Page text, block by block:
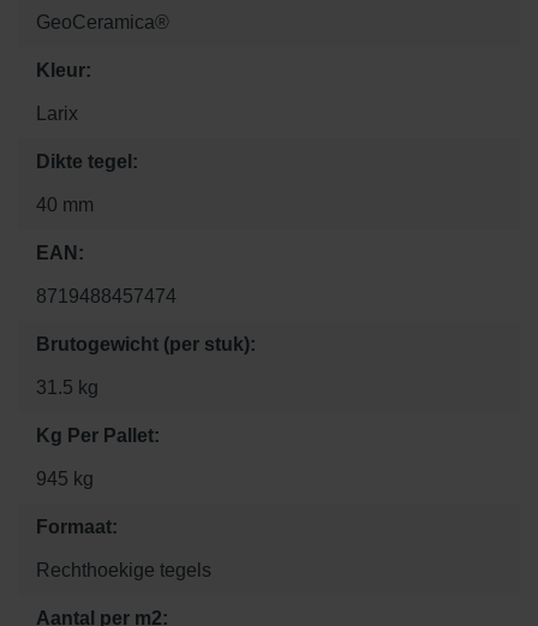
GeoCeramica®
Kleur:
Larix
Dikte tegel:
40 mm
EAN:
8719488457474
Brutogewicht (per stuk):
31.5 kg
Kg Per Pallet:
945 kg
Formaat:
Rechthoekige tegels
Aantal per m2: